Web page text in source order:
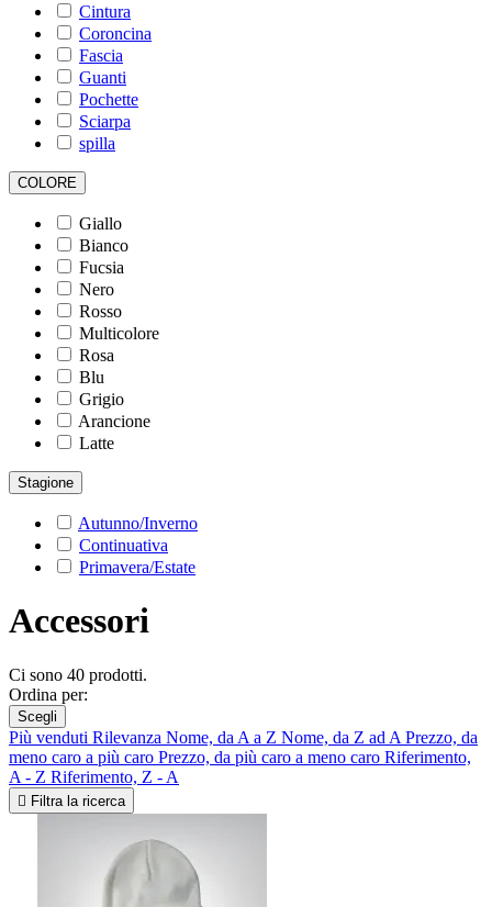
Cintura
Coroncina
Fascia
Guanti
Pochette
Sciarpa
spilla
COLORE
Giallo
Bianco
Fucsia
Nero
Rosso
Multicolore
Rosa
Blu
Grigio
Arancione
Latte
Stagione
Autunno/Inverno
Continuativa
Primavera/Estate
Accessori
Ci sono 40 prodotti.
Ordina per:
Scegli
Più venduti Rilevanza Nome, da A a Z Nome, da Z ad A Prezzo, da
meno caro a più caro Prezzo, da più caro a meno caro Riferimento,
A - Z Riferimento, Z - A
 Filtra la ricerca